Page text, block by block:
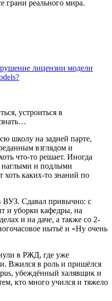
грани реального мира.
лицензии модели
устроиться в
школу на задней парте,
взглядом и
что-то решает. Иногда
наглыми и подлыми
хоть каких-то знаний по
ВУЗ. Сдавал привычно: с
и уборки кафедры, на
и на даче, а также со 2-
нытьё и «Ну очень
в РЖД, где уже
Вжился в роль и пришёлся
убеждённый халявщик и
кто много учился и тяжело